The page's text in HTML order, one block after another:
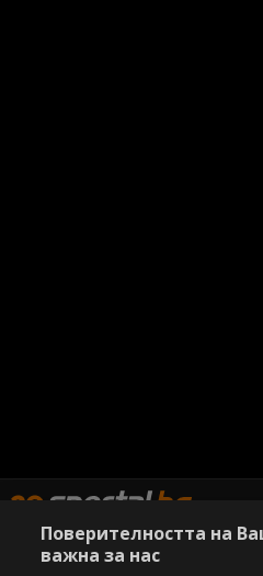
Поверителността на
важна за нас